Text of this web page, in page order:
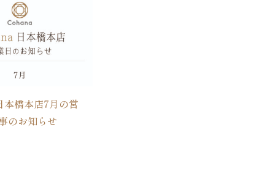
yarn と
のセット」が
場！
橋本店7月の営
のお知らせ